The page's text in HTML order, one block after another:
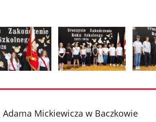
galerii.
galerii.
Adama Mickiewicza w Baczkowie